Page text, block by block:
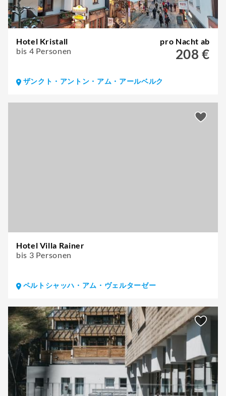
Hotel Kristall
bis 4 Personen
pro Nacht ab
208 €
ザンクト・アントン・アム・アールベルク
Hotel Villa Rainer
bis 3 Personen
ペルトシャッハ・アム・ヴェルターゼー